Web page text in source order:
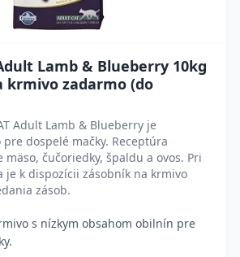
Lamb & Blueberry 10kg
krmivo zadarmo (do
Adult Lamb & Blueberry je
dospelé mačky. Receptúra
čučoriedky, špaldu a ovos. Pri
je k dispozícii zásobník na krmivo
zásob.
s nízkym obsahom obilnín pre